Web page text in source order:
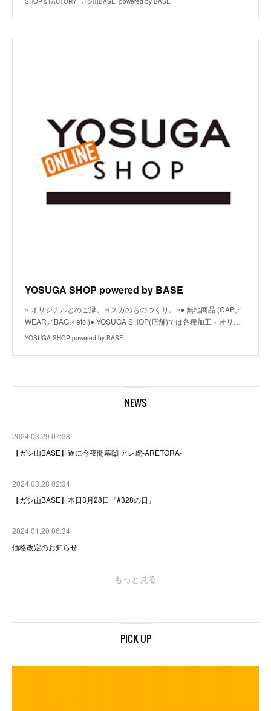
YOSUGA SHOP powered by BASE
~ オリジナルとのご縁。ヨスガのものづくり。~● 無地商品 (CAP／
WEAR／BAG／etc.)● YOSUGA SHOP(店舗)では各種加工・オリ…
YOSUGA SHOP powered by BASE
NEWS
2024.03.29 07:38
【ガシ山BASE】遂に今夜開幕🙌 アレ虎-ARETORA-
2024.03.28 02:34
【ガシ山BASE】本日3月28日『#328の日』
2024.01.20 06:34
価格改定のお知らせ
もっと見る
PICK UP